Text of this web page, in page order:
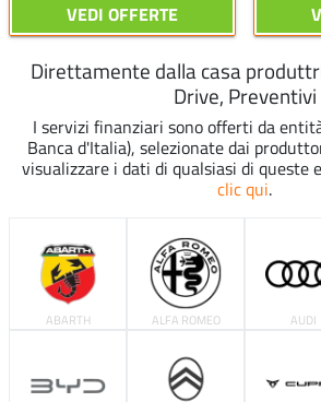
VEDI OFFERTE
Direttamente dalla casa
Drive, Preventivi
I servizi finanziari sono offerti da
Banca d'Italia), selezionate dai
visualizzare i dati di qualsiasi di queste
clic qui.
ABARTH ALFA ROMEO AUDI